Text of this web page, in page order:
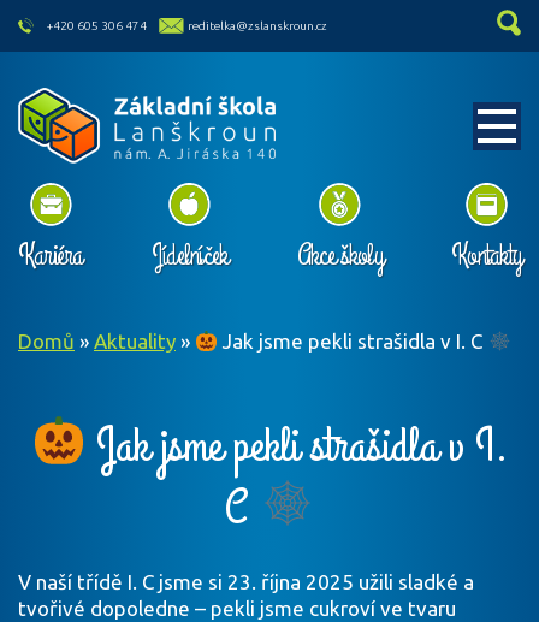
skip to main content
+420 605 306 474 reditelka@zslanskroun.cz
Kariéra Jídelníček Akce školy Kontakty
Domů » Aktuality » Jak jsme pekli strašidla v I. C
Jak jsme pekli strašidla v I.
C
V naší třídě I. C jsme si 23. října 2025 užili sladké a
tvořivé dopoledne – pekli jsme cukroví ve tvaru